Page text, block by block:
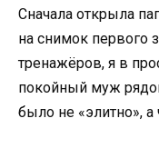
Сначала открыла
на снимок первого
тренажёров, я в
покойный муж
было не «элитно», а